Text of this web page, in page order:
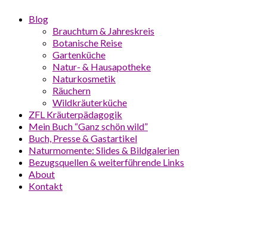
Blog
Brauchtum & Jahreskreis
Botanische Reise
Gartenküche
Natur- & Hausapotheke
Naturkosmetik
Räuchern
Wildkräuterküche
ZFL Kräuterpädagogik
Mein Buch “Ganz schön wild”
Buch, Presse & Gastartikel
Naturmomente: Slides & Bildgalerien
Bezugsquellen & weiterführende Links
About
Kontakt